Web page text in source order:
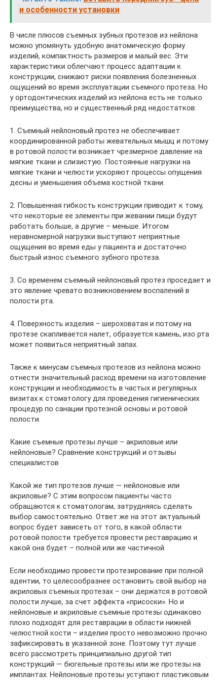
и особенности установки
В числе плюсов съемных зубных протезов из нейлона
можно упомянуть удобную анатомическую форму
изделий, компактность размеров и малый вес. Эти
характеристики облегчают процесс адаптации к
конструкции, снижают риски появления болезненных
ощущений во время эксплуатации съемного протеза. Но
у ортодонтических изделий из нейлона есть не только
преимущества, но и существенный ряд недостатков:
1. Съемный нейлоновый протез не обеспечивает
координированной работы жевательных мышц и потому
в ротовой полости возникает чрезмерное давление на
мягкие ткани и слизистую. Постоянные нагрузки на
мягкие ткани и челюсти ускоряют процессы опущения
десны и уменьшения объема костной ткани.
2. Повышенная гибкость конструкции приводит к тому,
что некоторые ее элементы при жевании пищи будут
работать больше, а другие – меньше. Итогом
неравномерной нагрузки выступают неприятные
ощущения во время еды у пациента и достаточно
быстрый износ съемного зубного протеза.
3. Со временем съемный нейлоновый протез проседает и
это явление чревато возникновением воспалений в
полости рта.
4. Поверхность изделия – шероховатая и потому на
протезе скапливается налет, образуется камень, изо рта
может появиться неприятный запах.
Также к минусам съемных протезов из нейлона можно
отнести значительный расход времени на изготовление
конструкции и необходимость в частых и регулярных
визитах к стоматологу для проведения гигиенических
процедур по санации протезной основы и ротовой
полости.
Какие съемные протезы лучше – акриловые или
нейлоновые? Сравнение конструкций и отзывы
специалистов
Какой же тип протезов лучше — нейлоновые или
акриловые? С этим вопросом пациенты часто
обращаются к стоматологам, затрудняясь сделать
выбор самостоятельно. Ответ же на этот актуальный
вопрос будет зависеть от того, в какой области
ротовой полости требуется провести реставрацию и
какой она будет – полной или же частичной.
Если необходимо провести протезирование при полной
адентии, то целесообразнее остановить свой выбор на
акриловых съемных протезах – они держатся в ротовой
полости лучше, за счет эффекта «присоски». Но и
нейлоновые и акриловые съемные протезы одинаково
плохо подходят для реставрации в области нижней
челюстной кости – изделия просто невозможно прочно
зафиксировать в указанной зоне. Поэтому тут лучше
всего рассмотреть принципиально другой тип
конструкций — бюгельные протезы или же протезы на
имплантах. Нейлоновые протезы уступают пластиковым